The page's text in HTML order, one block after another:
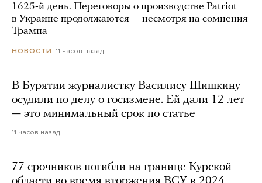
1625-й день. Переговоры о производстве Patriot
в Украине продолжаются — несмотря на сомнения
Трампа
НОВОСТИ 11 часов назад
В Бурятии журналистку Василису Шишкину
осудили по делу о госизмене. Ей дали 12 лет
— это минимальный срок по статье
11 часов назад
77 срочников погибли на границе Курской